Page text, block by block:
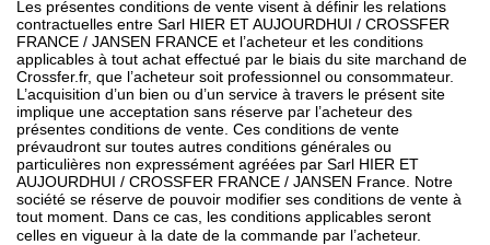
Les présentes conditions de vente visent à définir les relations
contractuelles entre Sarl HIER ET AUJOURDHUI / CROSSFER
FRANCE / JANSEN FRANCE et l’acheteur et les conditions
applicables à tout achat effectué par le biais du site marchand de
Crossfer.fr, que l’acheteur soit professionnel ou consommateur.
L’acquisition d’un bien ou d’un service à travers le présent site
implique une acceptation sans réserve par l’acheteur des
présentes conditions de vente. Ces conditions de vente
prévaudront sur toutes autres conditions générales ou
particulières non expressément agréées par Sarl HIER ET
AUJOURDHUI / CROSSFER FRANCE / JANSEN France. Notre
société se réserve de pouvoir modifier ses conditions de vente à
tout moment. Dans ce cas, les conditions applicables seront
celles en vigueur à la date de la commande par l’acheteur.